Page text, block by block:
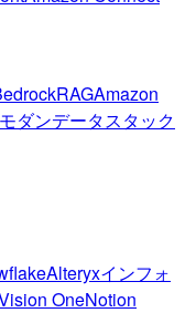
RAGAmazon
モダンデータスタック
Alteryxインフォ
OneNotion